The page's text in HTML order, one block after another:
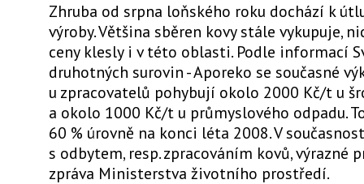
Zhruba od srpna loňského roku dochází k
výroby. Většina sběren kovy stále vykupuje,
ceny klesly i v této oblasti. Podle informací
druhotných surovin - Aporeko se současné
u zpracovatelů pohybují okolo 2000 Kč/t u
a okolo 1000 Kč/t u průmyslového odpadu.
60 % úrovně na konci léta 2008. V
s odbytem, resp. zpracováním kovů, výrazné
zpráva Ministerstva životního prostředí.